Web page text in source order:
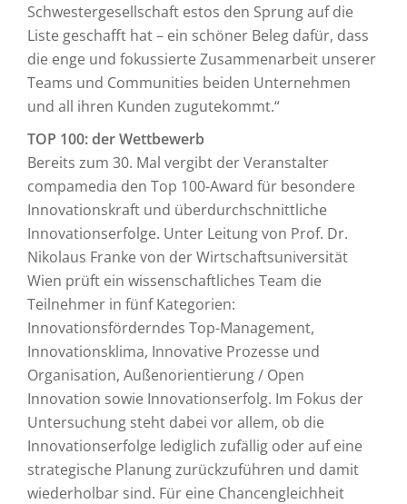
Schwestergesellschaft estos den Sprung auf die
Liste geschafft hat – ein schöner Beleg dafür, dass
die enge und fokussierte Zusammenarbeit unserer
Teams und Communities beiden Unternehmen
und all ihren Kunden zugutekommt.“
TOP 100: der Wettbewerb
Bereits zum 30. Mal vergibt der Veranstalter
compamedia den Top 100-Award für besondere
Innovationskraft und überdurchschnittliche
Innovationserfolge. Unter Leitung von Prof. Dr.
Nikolaus Franke von der Wirtschaftsuniversität
Wien prüft ein wissenschaftliches Team die
Teilnehmer in fünf Kategorien:
Innovationsförderndes Top-Management,
Innovationsklima, Innovative Prozesse und
Organisation, Außenorientierung / Open
Innovation sowie Innovationserfolg. Im Fokus der
Untersuchung steht dabei vor allem, ob die
Innovationserfolge lediglich zufällig oder auf eine
strategische Planung zurückzuführen und damit
wiederholbar sind. Für eine Chancengleichheit